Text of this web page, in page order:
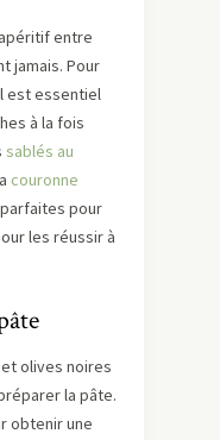
entre
jamais. Pour
est essentiel
à la fois
sablés au
couronne
pour
les réussir à
olives noires
la pâte.
obtenir une